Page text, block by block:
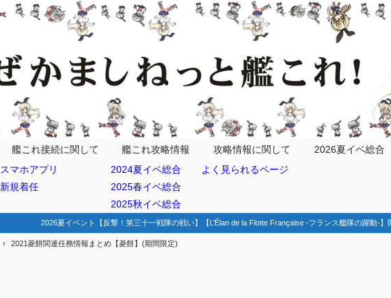
艦これ接続に関して
スマホアプリ
新規着任
艦これ攻略情報
2024夏イベ総合
2025春イベ総合
2025秋イベ総合
攻略情報に関して
よく見られるページ
2026夏イベ総合
2026夏イベント【反撃！第三十一戦隊の戦い】【L’Élan de la Flotte Française -フランス艦隊の躍動-】
2021菱餅関連任務情報まとめ【菱餅】(期間限定)
任務関連
1.1 菱餅を入手する任務
1.2 菱餅を消化する任務
1.3 菱餅所有数・消費数の計算
期間
2 その他